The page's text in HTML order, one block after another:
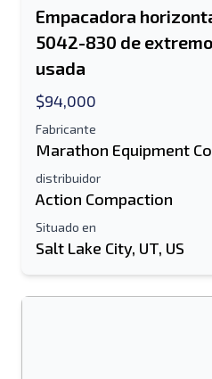
Empacadora
5042-830 de
usada
$94,000
Fabricante
Marathon Equipment
distribuidor
Action Compaction
Situado en
Salt Lake City, UT, US